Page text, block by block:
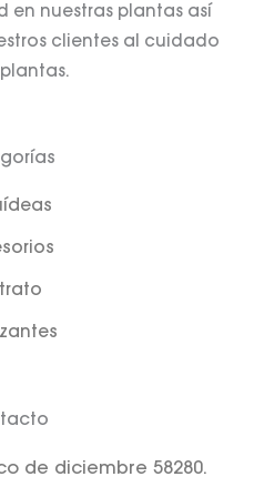
nuestras plantas así
clientes al cuidado
de diciembre 58280.